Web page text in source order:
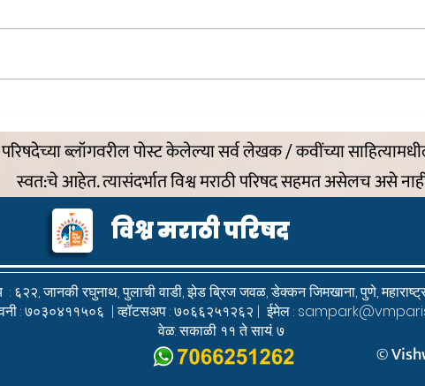
आई
परिषदेच्या ब्लॉगवरील पोस्ट केलेल्या सर्व लेखक / कवींच्या
स्वत:चे आहेत. त्यासंदर्भात विश्व मराठी परिषद सहमत असेलच असे
विश्व मराठी परिषद
: ६२२, जानकी रघुनाथ, पुलाची वाडी,झेड ब्रिज जवळ, डेक्कन जिमखाना,पुणे,
: ७०३०४११५०६ | व्हॉटसअप : ७०६६२५१२६२ | ईमेल :
वेळ: सकाळी ११ ते सायं. ७
©